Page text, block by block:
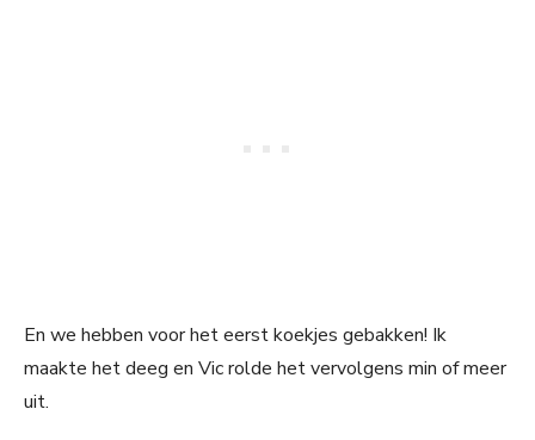
En we hebben voor het eerst koekjes gebakken! Ik
maakte het deeg en Vic rolde het vervolgens min of meer
uit.